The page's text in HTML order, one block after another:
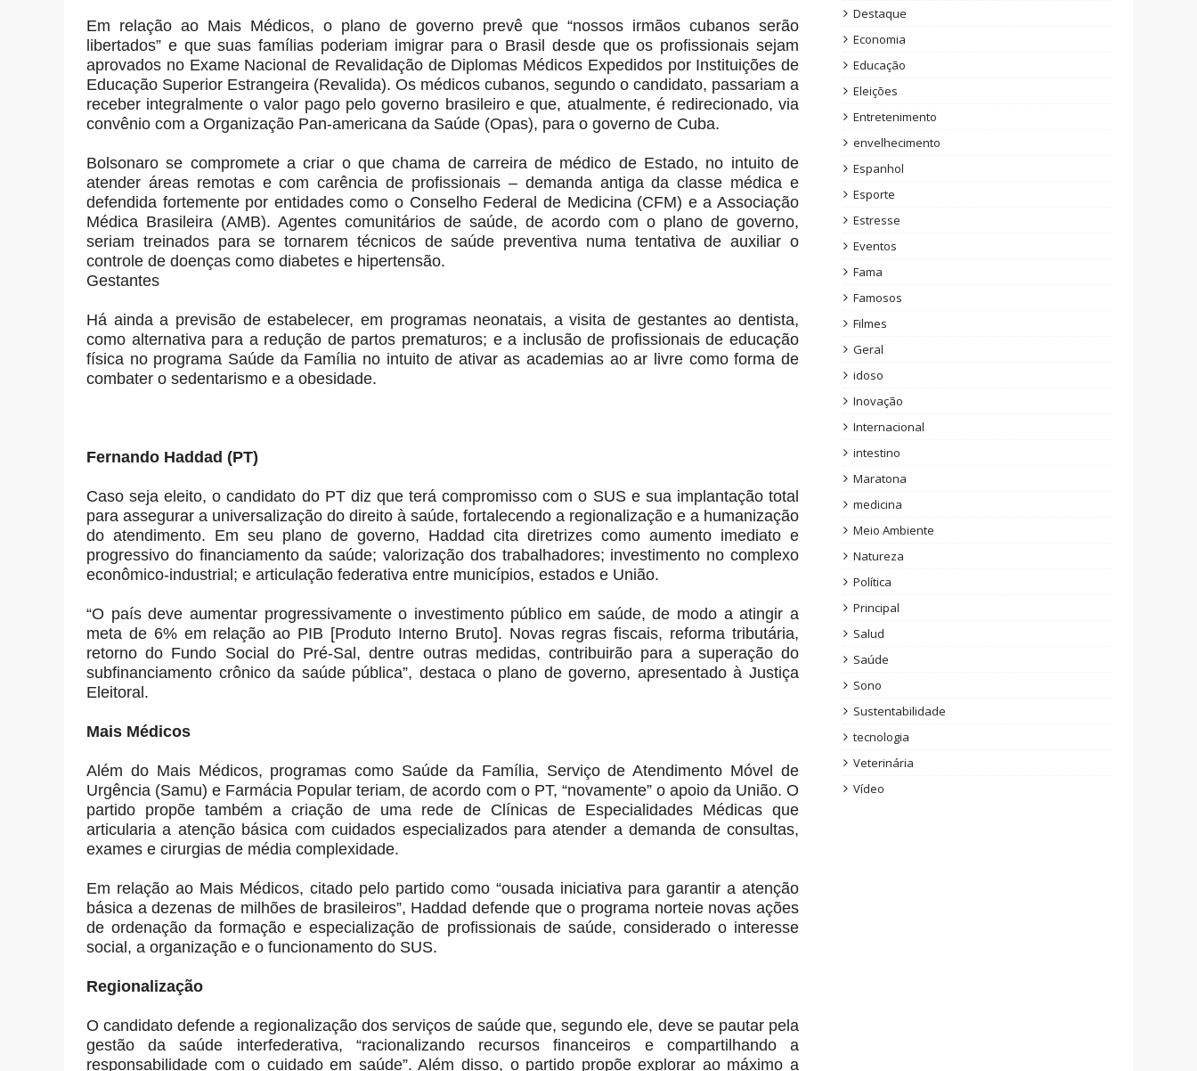
Em relação ao Mais Médicos, o plano de governo prevê que “nossos irmãos cubanos serão
libertados” e que suas famílias poderiam imigrar para o Brasil desde que os profissionais sejam
aprovados no Exame Nacional de Revalidação de Diplomas Médicos Expedidos por Instituições de
Educação Superior Estrangeira (Revalida). Os médicos cubanos, segundo o candidato, passariam a
receber integralmente o valor pago pelo governo brasileiro e que, atualmente, é redirecionado, via
convênio com a Organização Pan-americana da Saúde (Opas), para o governo de Cuba.
Bolsonaro se compromete a criar o que chama de carreira de médico de Estado, no intuito de
atender áreas remotas e com carência de profissionais – demanda antiga da classe médica e
defendida fortemente por entidades como o Conselho Federal de Medicina (CFM) e a Associação
Médica Brasileira (AMB). Agentes comunitários de saúde, de acordo com o plano de governo,
seriam treinados para se tornarem técnicos de saúde preventiva numa tentativa de auxiliar o
controle de doenças como diabetes e hipertensão.
Gestantes
Há ainda a previsão de estabelecer, em programas neonatais, a visita de gestantes ao dentista,
como alternativa para a redução de partos prematuros; e a inclusão de profissionais de educação
física no programa Saúde da Família no intuito de ativar as academias ao ar livre como forma de
combater o sedentarismo e a obesidade.
Fernando Haddad (PT)
Caso seja eleito, o candidato do PT diz que terá compromisso com o SUS e sua implantação total
para assegurar a universalização do direito à saúde, fortalecendo a regionalização e a humanização
do atendimento. Em seu plano de governo, Haddad cita diretrizes como aumento imediato e
progressivo do financiamento da saúde; valorização dos trabalhadores; investimento no complexo
econômico-industrial; e articulação federativa entre municípios, estados e União.
“O país deve aumentar progressivamente o investimento público em saúde, de modo a atingir a
meta de 6% em relação ao PIB [Produto Interno Bruto]. Novas regras fiscais, reforma tributária,
retorno do Fundo Social do Pré-Sal, dentre outras medidas, contribuirão para a superação do
subfinanciamento crônico da saúde pública”, destaca o plano de governo, apresentado à Justiça
Eleitoral.
Mais Médicos
Além do Mais Médicos, programas como Saúde da Família, Serviço de Atendimento Móvel de
Urgência (Samu) e Farmácia Popular teriam, de acordo com o PT, “novamente” o apoio da União. O
partido propõe também a criação de uma rede de Clínicas de Especialidades Médicas que
articularia a atenção básica com cuidados especializados para atender a demanda de consultas,
exames e cirurgias de média complexidade.
Em relação ao Mais Médicos, citado pelo partido como “ousada iniciativa para garantir a atenção
básica a dezenas de milhões de brasileiros”, Haddad defende que o programa norteie novas ações
de ordenação da formação e especialização de profissionais de saúde, considerado o interesse
social, a organização e o funcionamento do SUS.
Regionalização
O candidato defende a regionalização dos serviços de saúde que, segundo ele, deve se pautar pela
gestão da saúde interfederativa, “racionalizando recursos financeiros e compartilhando a
responsabilidade com o cuidado em saúde”. Além disso, o partido propõe explorar ao máximo a
Destaque
Economia
Educação
Eleições
Entretenimento
envelhecimento
Espanhol
Esporte
Estresse
Eventos
Fama
Famosos
Filmes
Geral
idoso
Inovação
Internacional
intestino
Maratona
medicina
Meio Ambiente
Natureza
Política
Principal
Salud
Saúde
Sono
Sustentabilidade
tecnologia
Veterinária
Vídeo